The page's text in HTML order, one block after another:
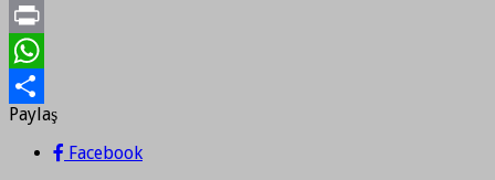
Twitter
Print
WhatsApp
Paylaş
Paylaş
Facebook